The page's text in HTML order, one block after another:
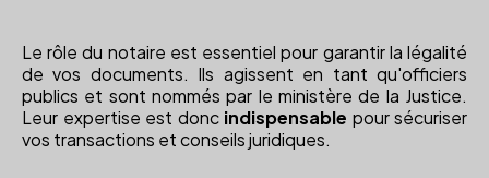
Le rôle du notaire est essentiel pour garantir la légalité
de vos documents. Ils agissent en tant qu'officiers
publics et sont nommés par le ministère de la Justice.
Leur expertise est donc indispensable pour sécuriser
vos transactions et conseils juridiques.